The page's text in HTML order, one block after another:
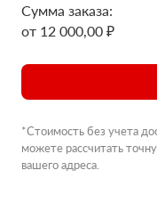
Сумма заказа:
от 12 000,00 ₽
*Стоимость без учета
можете рассчитать
вашего адреса.